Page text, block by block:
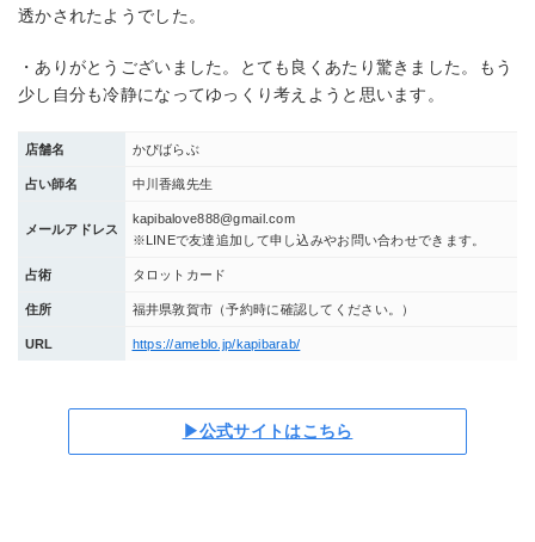
透かされたようでした。
・ありがとうございました。とても良くあたり驚きました。もう
少し自分も冷静になってゆっくり考えようと思います。
店舗名 かぴばらぶ
占い師名 中川香織先生
メールアドレス
kapibalove888@gmail.com
※LINEで友達追加して申し込みやお問い合わせできます。
占術 タロットカード
住所 福井県敦賀市（予約時に確認してください。）
URL https://ameblo.jp/kapibarab/
▶公式サイトはこちら